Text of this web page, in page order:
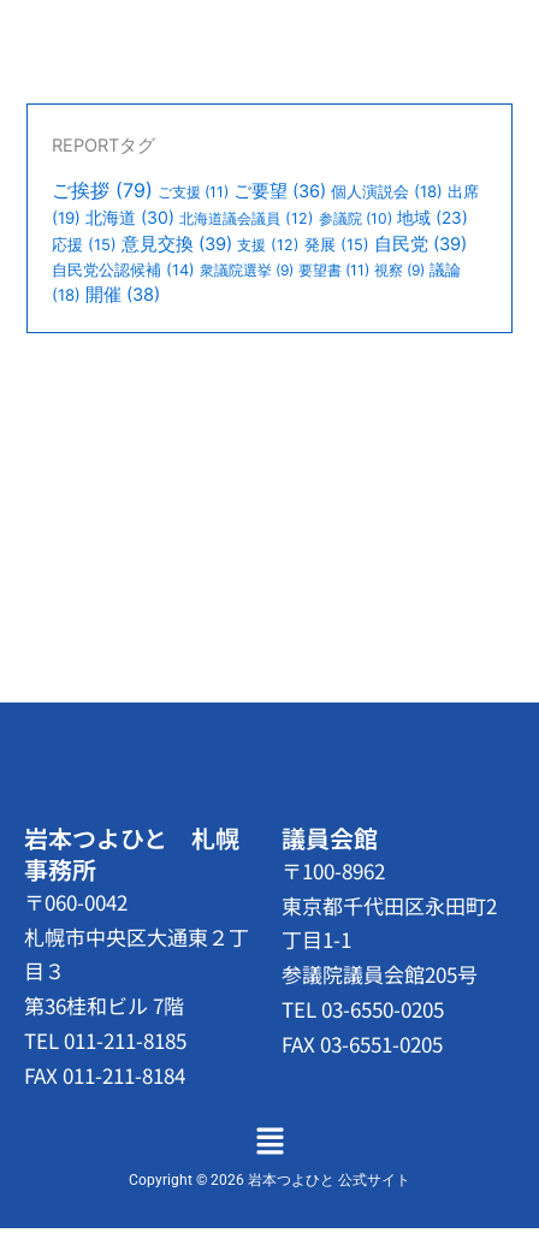
REPORTタグ
ご挨拶 (79) ご支援 (11) ご要望 (36) 個人演説会 (18) 出席
(19) 北海道 (30) 北海道議会議員 (12) 参議院 (10) 地域 (23)
応援 (15) 意見交換 (39) 支援 (12) 発展 (15) 自民党 (39)
自民党公認候補 (14) 衆議院選挙 (9) 要望書 (11) 視察 (9) 議論
(18) 開催 (38)
岩本つよひと 札幌
事務所
〒060-0042
札幌市中央区大通東２丁
目３
第36桂和ビル 7階
TEL 011-211-8185
FAX 011-211-8184
議員会館
〒100-8962
東京都千代田区永田町2
丁目1-1
参議院議員会館205号
TEL 03-6550-0205
FAX 03-6551-0205
メ
ニ
ュ
Copyright © 2026 岩本つよひと 公式サイト